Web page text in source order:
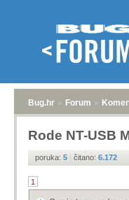
Bug.hr » Forum »
Rode NT-USB
poruka: 5 | čitano: 6.172
1